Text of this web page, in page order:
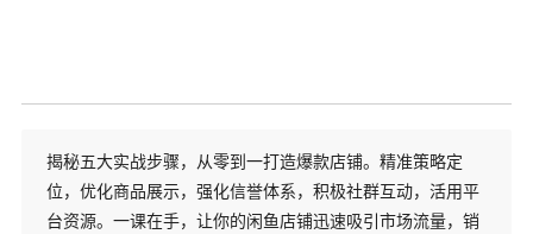
揭秘五大实战步骤，从零到一打造爆款店铺。精准策略定
位，优化商品展示，强化信誉体系，积极社群互动，活用平
台资源。一课在手，让你的闲鱼店铺迅速吸引市场流量，销